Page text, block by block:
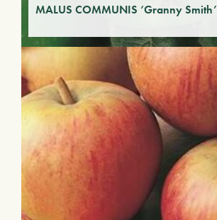
MALUS COMMUNIS ‘Granny Smith’